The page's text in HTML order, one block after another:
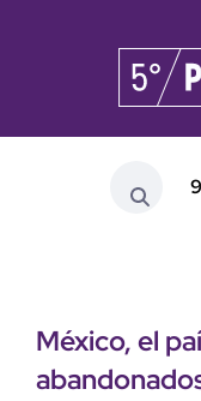
México, el